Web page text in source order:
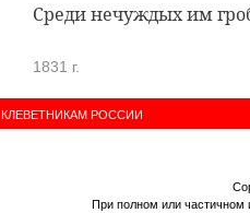
Среди нечуждых им
1831 г.
КЛЕВЕТНИКАМ РОССИИ
При полном или частичном